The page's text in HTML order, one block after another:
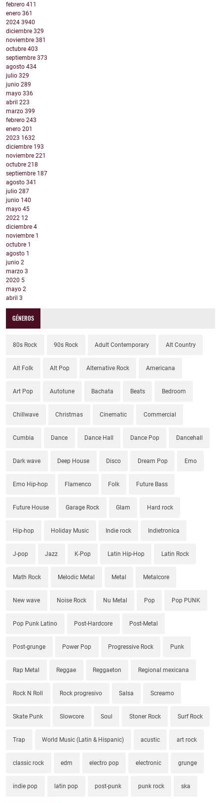
febrero 411
enero 361
2024 3940
diciembre 329
noviembre 381
octubre 403
septiembre 373
agosto 434
julio 329
junio 289
mayo 336
abril 223
marzo 399
febrero 243
enero 201
2023 1632
diciembre 193
noviembre 221
octubre 218
septiembre 187
agosto 341
julio 287
junio 140
mayo 45
2022 12
diciembre 4
noviembre 1
octubre 1
agosto 1
junio 2
marzo 3
2020 5
mayo 2
abril 3
GÉNEROS
80s Rock 90s Rock Adult Contemporary Alt Country
Alt Folk Alt Pop Alternative Rock Americana
Art Pop Autotune Bachata Beats Bedroom
Chillwave Christmas Cinematic Commercial
Cumbia Dance Dance Hall Dance Pop Dancehall
Dark wave Deep House Disco Dream Pop Emo
Emo Hip-hop Flamenco Folk Future Bass
Future House Garage Rock Glam Hard rock
Hip-hop Holiday Music Indie rock Indietronica
J-pop Jazz K-Pop Latin Hip-Hop Latin Rock
Math Rock Melodic Metal Metal Metalcore
New wave Noise Rock Nu Metal Pop Pop PUNK
Pop Punk Latino Post-Hardcore Post-Metal
Post-grunge Power Pop Progressive Rock Punk
Rap Metal Reggae Reggaeton Regional mexicana
Rock N Roll Rock progresivo Salsa Screamo
Skate Punk Slowcore Soul Stoner Rock Surf Rock
Trap World Music (Latin & Hispanic) acustic art rock
classic rock edm electro pop electronic grunge
indie pop latin pop post-punk punk rock ska